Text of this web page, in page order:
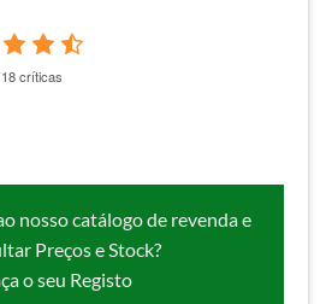
críticas
nosso catálogo de revenda e
Preços e Stock?
o seu Registo